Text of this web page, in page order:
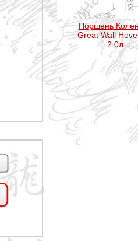
Поршень
Great Wall
2.0л